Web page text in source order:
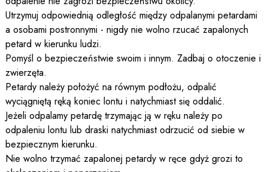
Utrzymuj odpowiednią odległość między odpalanymi petardami
a osobami postronnymi - nigdy nie wolno rzucać zapalonych
petard w kierunku ludzi.
Pomyśl o bezpieczeństwie swoim i innym. Zadbaj o otoczenie i
zwierzęta.
Petardy należy położyć na równym podłożu, odpalić
wyciągniętą ręką koniec lontu i natychmiast się oddalić.
Jeżeli odpalamy petardę trzymając ją w ręku należy po
odpaleniu lontu lub draski natychmiast odrzucić od siebie w
bezpiecznym kierunku.
Nie wolno trzymać zapalonej petardy w ręce gdyż grozi to